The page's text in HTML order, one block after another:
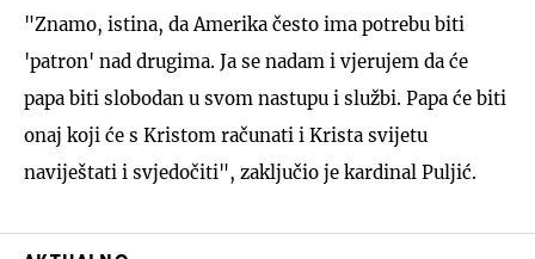
"Znamo, istina, da Amerika često ima potrebu biti
'patron' nad drugima. Ja se nadam i vjerujem da će
papa biti slobodan u svom nastupu i službi. Papa će biti
onaj koji će s Kristom računati i Krista svijetu
naviještati i svjedočiti", zaključio je kardinal Puljić.